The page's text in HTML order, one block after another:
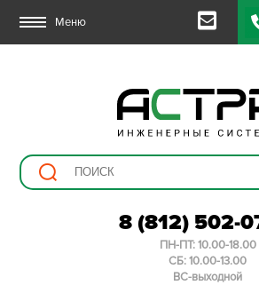
Меню
8 (812) 502-
ПН-ПТ: 10.00-18.00
СБ: 10.00-13.00
ВС-выходной